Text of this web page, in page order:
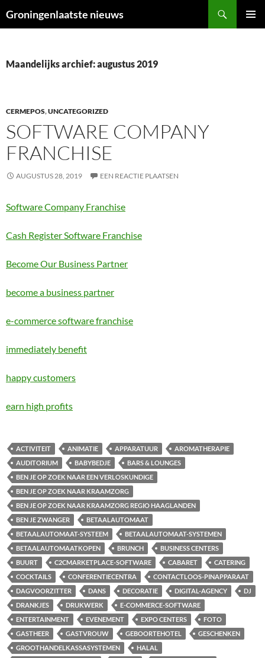
naar
Groningenlaatste nieuws
Maandelijks archief: augustus 2019
CERMEPOS,UNCATEGORIZED
SOFTWARE COMPANY
FRANCHISE
AUGUSTUS 28, 2019 EEN REACTIE PLAATSEN
Software Company Franchise
Cash Register Software Franchise
Become Our Business Partner
become a business partner
e-commerce software franchise
immediately benefit
happy customers
earn high profits
ACTIVITEIT ANIMATIE APPARATUUR
AROMATHERAPIE
AUDITORIUM
BABYBEDJE
BARS & LOUNGES
BEN JE OP ZOEK NAAR EEN VERLOSKUNDIGE
BEN JE OP ZOEK NAAR KRAAMZORG
BEN JE OP ZOEK NAAR KRAAMZORG REGIO HAAGLANDEN
BEN JE ZWANGER
BETAALAUTOMAAT
BETAALAUTOMAAT-SYSTEEM
BETAALAUTOMAAT-SYSTEMEN
BETAALAUTOMAATKOPEN
BRUNCH
BUSINESS CENTERS
BUURT
C2CMARKETPLACE-SOFTWARE CABARET
CATERING
COCKTAILS
CONFERENTIECENTRA
CONTACTLOOS-PINAPPARAAT
DAGVOORZITTER
DANS DECORATIE DIGITAL-AGENCY
DJ
DRANKJES
DRUKWERK
E-COMMERCE-SOFTWARE
ENTERTAINMENT
EVENEMENT EXPO CENTERS
FOTO
GASTHEER
GASTVROUW GEBOORTEHOTEL
GESCHENKEN
GROOTHANDELKASSASYSTEMEN
HALAL